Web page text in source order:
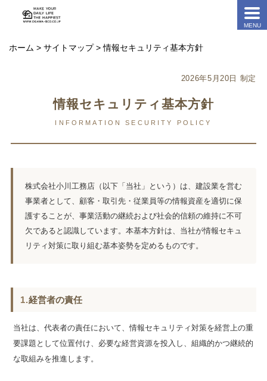
ホーム > サイトマップ> 情報セキュリティ基本方針
2026年5月20日 制定
情報セキュリティ基本方針
INFORMATION SECURITY POLICY
株式会社小川工務店（以下「当社」という）は、建設業を営む
事業者として、顧客・取引先・従業員等の情報資産を適切に保
護することが、事業活動の継続および社会的信頼の維持に不可
欠であると認識しています。本基本方針は、当社が情報セキュ
リティ対策に取り組む基本姿勢を定めるものです。
1.経営者の責任
当社は、代表者の責任において、情報セキュリティ対策を経営上の重
要課題として位置付け、必要な経営資源を投入し、組織的かつ継続的
な取組みを推進します。